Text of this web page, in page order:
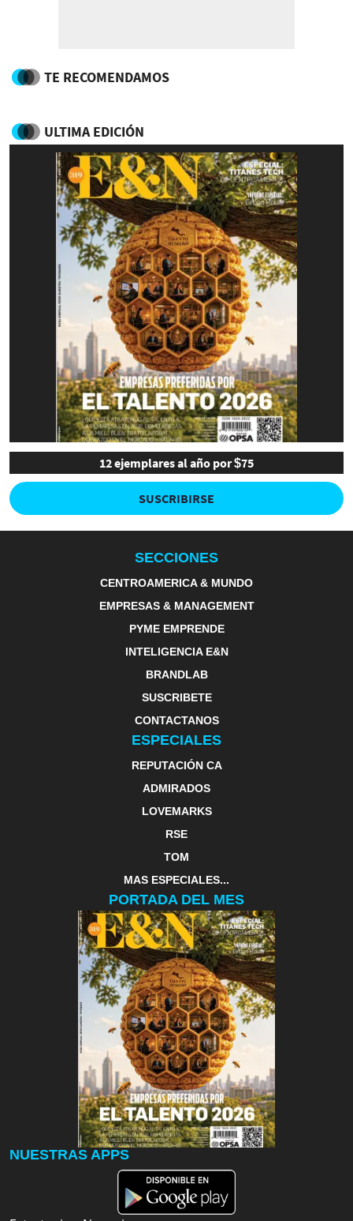
TE RECOMENDAMOS
ULTIMA EDICIÓN
12 ejemplares al año por $75
SUSCRIBIRSE
SECCIONES
CENTROAMERICA & MUNDO
EMPRESAS & MANAGEMENT
PYME EMPRENDE
INTELIGENCIA E&N
BRANDLAB
SUSCRIBETE
CONTACTANOS
ESPECIALES
REPUTACIÓN CA
ADMIRADOS
LOVEMARKS
RSE
TOM
MAS ESPECIALES...
PORTADA DEL MES
NUESTRAS APPS